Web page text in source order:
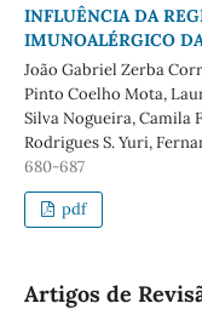
INFLUÊNCIA DA
IMUNOALÉRGICO
João Gabriel Zerba
Pinto Coelho Mota,
Silva Nogueira, Camila
Rodrigues S. Yuri,
680-687
pdf
Artigos de